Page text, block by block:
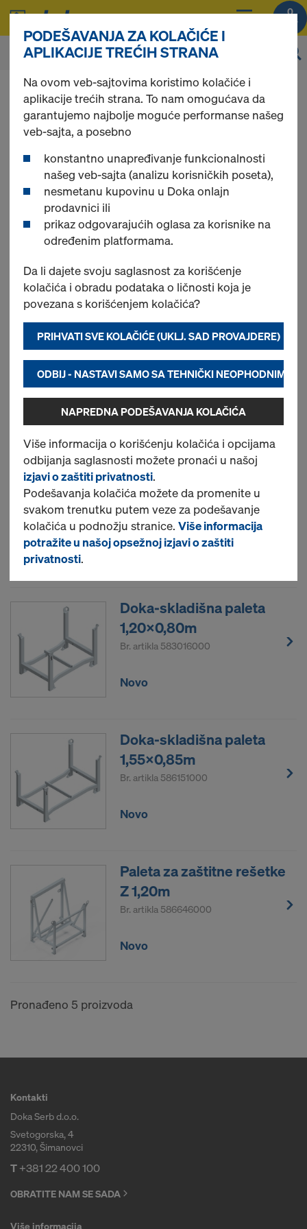
0
Možete da pregledate cene vaših proizvoda
nakonprijavljivanja
Višenamenska
pakovanja
Pronađeno 5 proizvoda
Najviše prikazivano
Doka-višenamenski
kontejner 1,20x0,80m
Br. artikla 583011000
Novo
Doka-rešetkasta kutija
1,70x0,80m
Br. artikla583012000
Novo
Doka-skladišna paleta
1,20x0,80m
Br. artikla 583016000
Novo
Doka-skladišna paleta
1,55x0,85m
Br. artikla 586151000
Novo
Paleta za zaštitne rešetke
Z 1,20m
Br. artikla 586646000
Novo
Pronađeno 5 proizvoda
Kontakti
Doka Serb d.o.o.
Svetogorska, 4
22310, Šimanovci
T+381 22 400 100
OBRATITE NAM SE SADA
Više informacija
PODEŠAVANJA ZA KOLAČIĆE I
APLIKACIJE TREĆIH STRANA
Na ovom veb-sajtovima koristimo kolačiće i
aplikacije trećih strana. To nam omogućava da
garantujemo najbolje moguće performanse našeg
veb-sajta, a posebno
konstantno unapređivanje funkcionalnosti
našeg veb-sajta (analizu korisničkih poseta),
nesmetanu kupovinu u Doka onlajn
prodavnici ili
prikaz odgovarajućih oglasa za korisnike na
određenim platformama.
Da li dajete svoju saglasnost za korišćenje
kolačića i obradu podataka o ličnosti koja je
povezana s korišćenjem kolačića?
PRIHVATI SVE KOLAČIĆE (UKLJ. SAD PROVAJDERE)
ODBIJ - NASTAVI SAMO SA TEHNIČKI NEOPHODNIM
NAPREDNA PODEŠAVANJA KOLAČIĆA
Više informacija o korišćenju kolačića i opcijama
odbijanja saglasnosti možete pronaći u našoj
izjavi o zaštiti privatnosti.
Podešavanja kolačića možete da promenite u
svakom trenutku putem veze za podešavanje
kolačića u podnožju stranice. Više informacija
potražite u našoj opsežnoj izjavi o zaštiti
privatnosti.